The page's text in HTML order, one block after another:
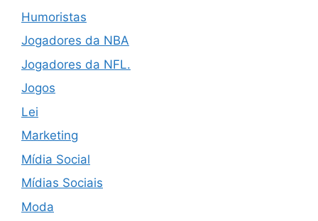
Humoristas
Jogadores da NBA
Jogadores da NFL.
Jogos
Lei
Marketing
Mídia Social
Mídias Sociais
Moda